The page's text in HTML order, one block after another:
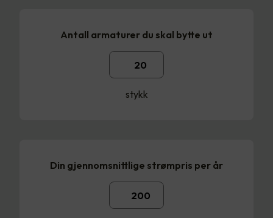
Antall armaturer du skal bytte ut
stykk
Din gjennomsnittlige strømpris per år